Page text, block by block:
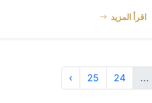
اقرأ المزيد
...
24
25
›